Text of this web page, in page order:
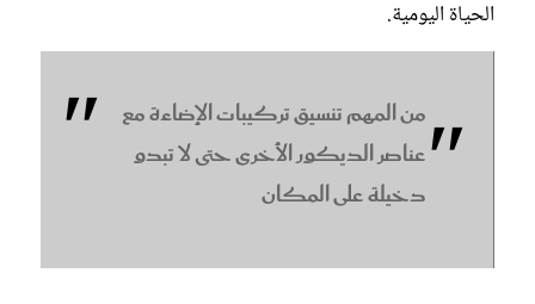
الحياة اليومية.
من المهم تنسيق تركيبات الإضاءة مع
عناصر الديكور الأخرى حتى لا تبدو
دخيلة على المكان